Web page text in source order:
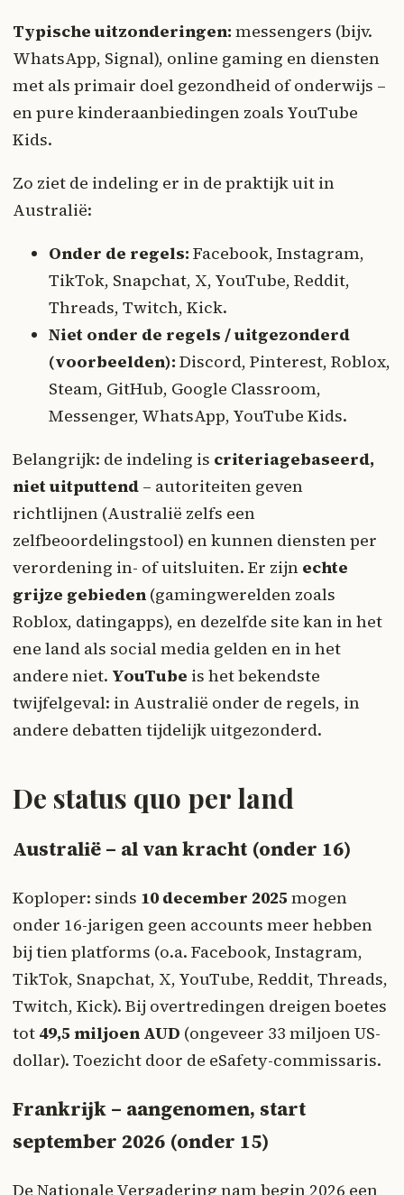
Typische uitzonderingen: messengers (bijv.
WhatsApp, Signal), online gaming en diensten
met als primair doel gezondheid of onderwijs –
en pure kinderaanbiedingen zoals YouTube
Kids.
Zo ziet de indeling er in de praktijk uit in
Australië:
Onder de regels: Facebook, Instagram,
TikTok, Snapchat, X, YouTube, Reddit,
Threads, Twitch, Kick.
Niet onder de regels / uitgezonderd
(voorbeelden): Discord, Pinterest, Roblox,
Steam, GitHub, Google Classroom,
Messenger, WhatsApp, YouTube Kids.
Belangrijk: de indeling is criteriagebaseerd,
niet uitputtend – autoriteiten geven
richtlijnen (Australië zelfs een
zelfbeoordelingstool) en kunnen diensten per
verordening in- of uitsluiten. Er zijn echte
grijze gebieden (gamingwerelden zoals
Roblox, datingapps), en dezelfde site kan in het
ene land als social media gelden en in het
andere niet. YouTube is het bekendste
twijfelgeval: in Australië onder de regels, in
andere debatten tijdelijk uitgezonderd.
De status quo per land
Australië – al van kracht (onder 16)
Koploper: sinds 10 december 2025 mogen
onder 16-jarigen geen accounts meer hebben
bij tien platforms (o.a. Facebook, Instagram,
TikTok, Snapchat, X, YouTube, Reddit, Threads,
Twitch, Kick). Bij overtredingen dreigen boetes
tot 49,5 miljoen AUD (ongeveer 33 miljoen US-
dollar). Toezicht door de eSafety-commissaris.
Frankrijk – aangenomen, start
september 2026 (onder 15)
De Nationale Vergadering nam begin 2026 een